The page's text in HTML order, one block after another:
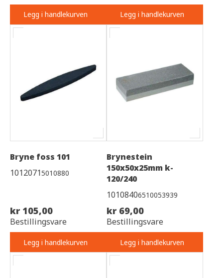
Legg i handlekurven Legg i handlekurven
Bryne foss 101
10120715010880
kr 105,00
Bestillingsvare
Legg i handlekurven
Brynestein
150x50x25mm k-
120/240
10108406510053939
kr 69,00
Bestillingsvare
Legg i handlekurven